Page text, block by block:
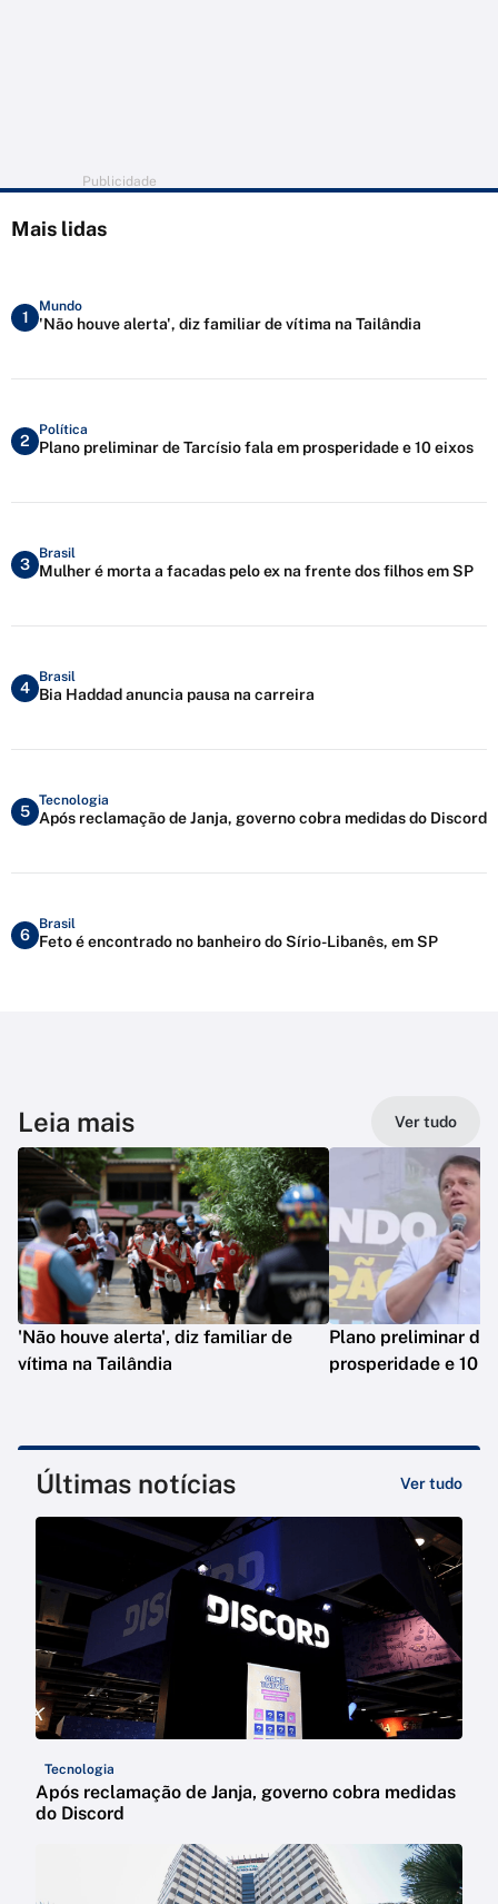
Publicidade
Mais lidas
1
Mundo
'Não houve alerta', diz familiar de vítima na Tailândia
2
Política
Plano preliminar de Tarcísio fala em prosperidade e 10 eixos
3
Brasil
Mulher é morta a facadas pelo ex na frente dos filhos em SP
4
Brasil
Bia Haddad anuncia pausa na carreira
5
Tecnologia
Após reclamação de Janja, governo cobra medidas do Discord
6
Brasil
Feto é encontrado no banheiro do Sírio-Libanês, em SP
Leia mais Ver tudo
'Não houve alerta', diz familiar de
vítima na Tailândia
Plano preliminar de
prosperidade e 10
Últimas notícias Ver tudo
Tecnologia
Após reclamação de Janja, governo cobra medidas
do Discord